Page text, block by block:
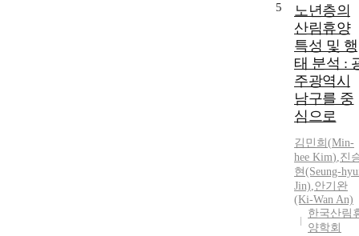
5
노년층의
산림휴양
특성 및 행
태 분석 :
주광역시
남구를 중
심으로
김민희(Min-
hee Kim),진
현(Seung-
Jin),안기완
(Ki-Wan An)
한국산림
양학회